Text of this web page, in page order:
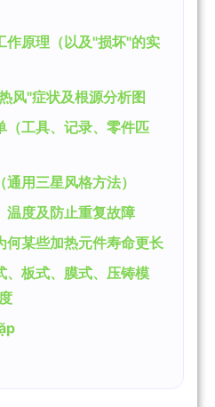
作原理（以及"损坏"的实
风"症状及根源分析图
（工具、记录、零件匹
用三星风格方法）
温度及防止重复故障
何某些加热元件寿命更长
、板式、膜式、压铸模